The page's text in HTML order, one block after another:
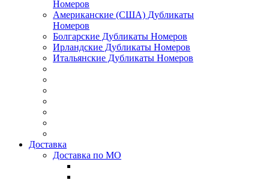
Номеров
Американские (США) Дубликаты
Номеров
Болгарские Дубликаты Номеров
Ирландские Дубликаты Номеров
Итальянские Дубликаты Номеров
Доставка
Доставка по МО